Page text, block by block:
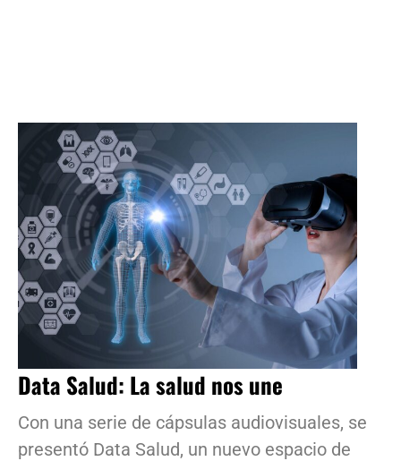
Data Salud: La salud nos une
Con una serie de cápsulas audiovisuales, se
presentó Data Salud, un nuevo espacio de